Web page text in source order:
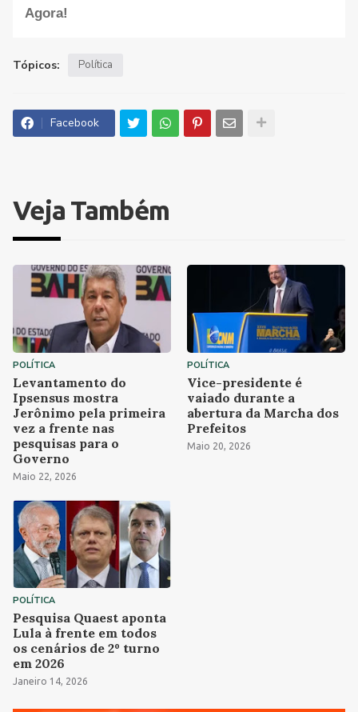
Agora!
Tópicos: Política
Facebook
Veja Também
POLÍTICA
Levantamento do
Ipsensus mostra
Jerônimo pela primeira
vez a frente nas
pesquisas para o
Governo
Maio 22, 2026
POLÍTICA
Vice-presidente é
vaiado durante a
abertura da Marcha dos
Prefeitos
Maio 20, 2026
POLÍTICA
Pesquisa Quaest aponta
Lula à frente em todos
os cenários de 2º turno
em 2026
Janeiro 14, 2026